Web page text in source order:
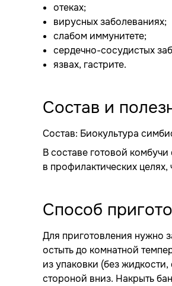
отеках;
вирусных заболеваниях;
слабом иммунитете;
сердечно-сосудистых
язвах, гастрите.
Состав и
Состав: Биокультура
В составе готовой
в профилактических
Способ
Для приготовления нужно
остыть до комнатной
из упаковки (без
стороной вниз. Накрыть